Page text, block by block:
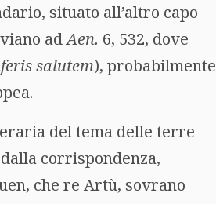
situato all’altro capo
adAen. 6, 532, dove
salutem), probabilmente
del tema delle terre
corrispondenza,
che re Artù, sovrano